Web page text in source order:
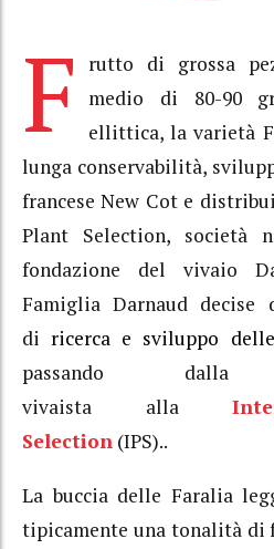
F
rutto di grossa
medio di 80-90
ellittica, la varietà
lunga conservabilità,
francese New Cot e
Plant Selection, società
fondazione del vivaio
Famiglia Darnaud decise
di ricerca e sviluppo
passando
vivaista alla
Selection (IPS)..
La buccia delle Faralia
tipicamente una tonalità di